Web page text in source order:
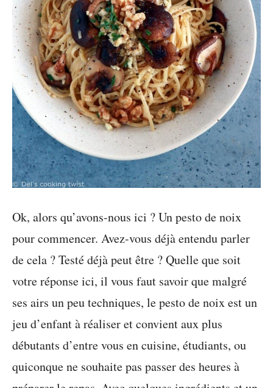
Ok, alors qu’avons-nous ici ? Un pesto de noix
pour commencer. Avez-vous déjà entendu parler
de cela ? Testé déjà peut être ? Quelle que soit
votre réponse ici, il vous faut savoir que malgré
ses airs un peu techniques, le pesto de noix est un
jeu d’enfant à réaliser et convient aux plus
débutants d’entre vous en cuisine, étudiants, ou
quiconque ne souhaite pas passer des heures à